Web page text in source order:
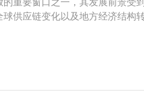
要窗口之一，其发展前景受
供应链变化以及地方经济结构